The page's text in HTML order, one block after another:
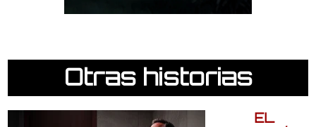
Otras historias
EL